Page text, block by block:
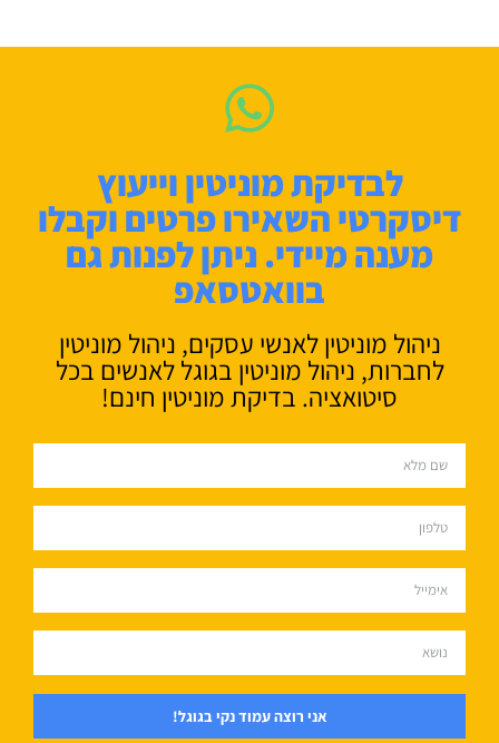
לבדיקת מוניטין וייעוץ
דיסקרטי השאירו פרטים וקבלו
מענה מיידי. ניתן לפנות גם
בוואטסאפ
ניהול מוניטין לאנשי עסקים, ניהול מוניטין
לחברות, ניהול מוניטין בגוגל לאנשים בכל
סיטואציה. בדיקת מוניטין חינם!
אני רוצה עמוד נקי בגוגל!